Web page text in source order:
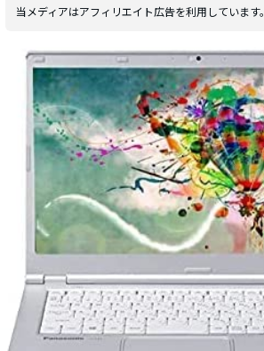
当メディアはアフィリエイト広告を利用しています。